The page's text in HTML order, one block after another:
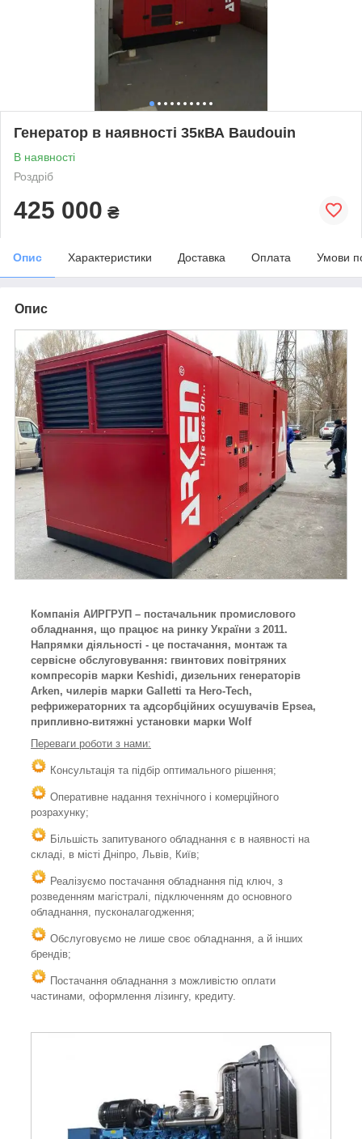
Генератор в наявності 35кВА Baudouin
В наявності
Роздріб
425 000 ₴
Опис Характеристики Доставка Оплата Умови
Опис
Компанія АИРГРУП – постачальник промислового
обладнання, що працює на ринку України з 2011.
Напрямки діяльності - це постачання, монтаж та
сервісне обслуговування: гвинтових повітряних
компресорів марки Keshidi, дизельних генераторів
Arken, чилерів марки Galletti та Hero-Tech,
рефрижераторних та адсорбційних осушувачів Epsea,
припливно-витяжні установки марки Wolf
Переваги роботи з нами:
Консультація та підбір оптимального рішення;
Оперативне надання технічного і комерційного
розрахунку;
Більшість запитуваного обладнання є в наявності на
складі, в місті Дніпро, Львів, Київ;
Реалізуємо постачання обладнання під ключ, з
розведенням магістралі, підключенням до основного
обладнання, пусконалагодження;
Обслуговуємо не лише своє обладнання, а й інших
брендів;
Постачання обладнання з можливістю оплати
частинами, оформлення лізингу, кредиту.